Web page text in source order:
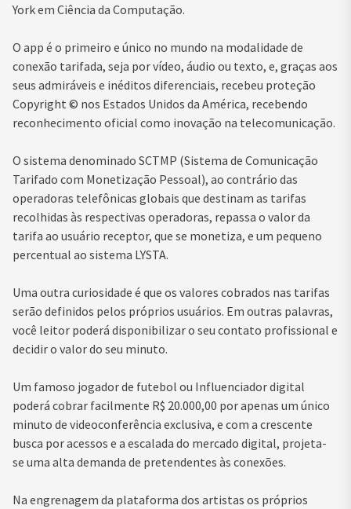
York em Ciência da Computação.
O app é o primeiro e único no mundo na modalidade de
conexão tarifada, seja por vídeo, áudio ou texto, e, graças aos
seus admiráveis e inéditos diferenciais, recebeu proteção
Copyright ©️ nos Estados Unidos da América, recebendo
reconhecimento oficial como inovação na telecomunicação.
O sistema denominado SCTMP (Sistema de Comunicação
Tarifado com Monetização Pessoal), ao contrário das
operadoras telefônicas globais que destinam as tarifas
recolhidas às respectivas operadoras, repassa o valor da
tarifa ao usuário receptor, que se monetiza, e um pequeno
percentual ao sistema LYSTA.
Uma outra curiosidade é que os valores cobrados nas tarifas
serão definidos pelos próprios usuários. Em outras palavras,
você leitor poderá disponibilizar o seu contato profissional e
decidir o valor do seu minuto.
Um famoso jogador de futebol ou Influenciador digital
poderá cobrar facilmente R$ 20.000,00 por apenas um único
minuto de videoconferência exclusiva, e com a crescente
busca por acessos e a escalada do mercado digital, projeta-
se uma alta demanda de pretendentes às conexões.
Na engrenagem da plataforma dos artistas os próprios